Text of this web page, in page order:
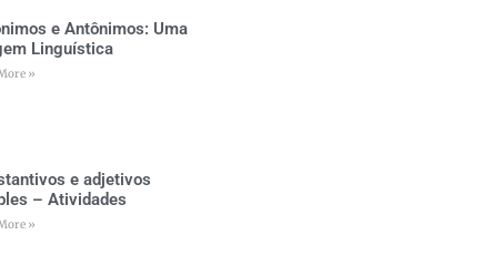
e Antônimos: Uma
Linguística
»
e adjetivos
– Atividades
»